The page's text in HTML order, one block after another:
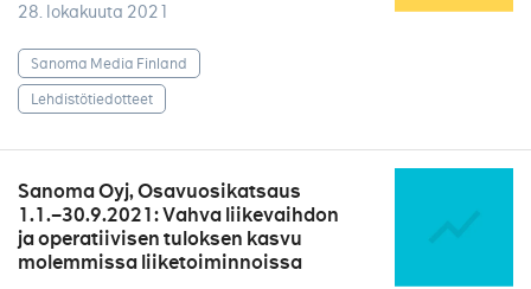
28. lokakuuta 2021
Sanoma Media Finland
Lehdistötiedotteet
Sanoma Oyj, Osavuosikatsaus
1.1.–30.9.2021: Vahva liikevaihdon
ja operatiivisen tuloksen kasvu
molemmissa liiketoiminnoissa